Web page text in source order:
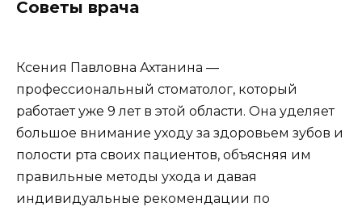
Советы врача
Ксения Павловна Ахтанина —
профессиональный стоматолог, который
работает уже 9 лет в этой области. Она уделяет
большое внимание уходу за здоровьем зубов и
полости рта своих пациентов, объясняя им
правильные методы ухода и давая
индивидуальные рекомендации по